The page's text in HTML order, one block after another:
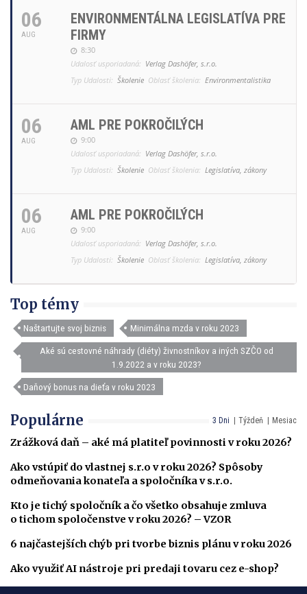
06
AUG
ENVIRONMENTÁLNA LEGISLATÍVA PRE
FIRMY
8:30
Udalosť usporiadaná: Verlag Dashöfer, s.r.o.
Typ Udalosti: Školenie Oblasť školenia: Environmentalistika
06
AUG
AML PRE POKROČILÝCH
9:00
Udalosť usporiadaná: Verlag Dashöfer, s.r.o.
Typ Udalosti: Školenie Oblasť školenia: Legislatíva, zákony
06
AUG
AML PRE POKROČILÝCH
9:00
Udalosť usporiadaná: Verlag Dashöfer, s.r.o.
Typ Udalosti: Školenie Oblasť školenia: Legislatíva, zákony
Top témy
Naštartujte svoj biznis Minimálna mzda v roku 2023
Aké sú cestovné náhrady (diéty) živnostníkov a iných SZČO od
1.9.2022 a v roku 2023?
Daňový bonus na dieťa v roku 2023
3 Dni Týždeň Mesiac
Populárne
Zrážková daň – aké má platiteľ povinnosti v roku 2026?
Ako vstúpiť do vlastnej s.r.o v roku 2026? Spôsoby
odmeňovania konateľa a spoločníka v s.r.o.
Kto je tichý spoločník a čo všetko obsahuje zmluva
o tichom spoločenstve v roku 2026? – VZOR
6 najčastejších chýb pri tvorbe biznis plánu v roku 2026
Ako využiť AI nástroje pri predaji tovaru cez e-shop?